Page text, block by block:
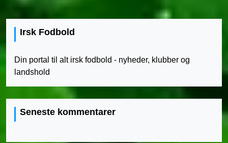
Irsk Fodbold
Din portal til alt irsk fodbold - nyheder, klubber og
landshold
Seneste kommentarer